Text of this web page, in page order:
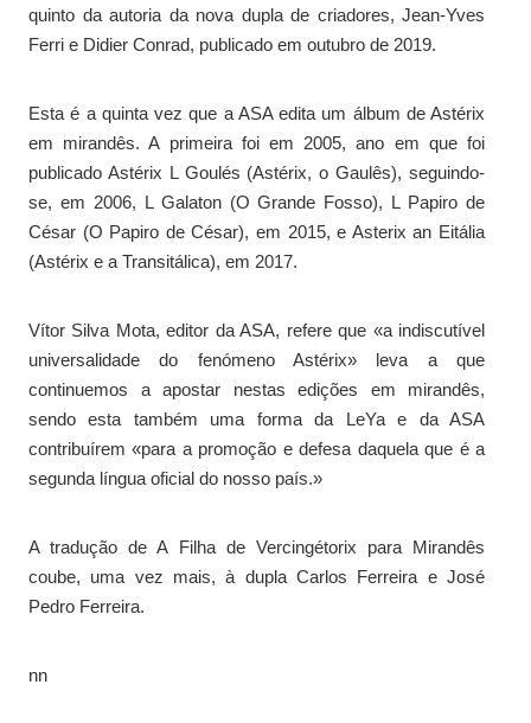
quinto da autoria da nova dupla de criadores, Jean-Yves
Ferri e Didier Conrad, publicado em outubro de 2019.
Esta é a quinta vez que a ASA edita um álbum de Astérix
em mirandês. A primeira foi em 2005, ano em que foi
publicado Astérix L Goulés (Astérix, o Gaulês), seguindo-
se, em 2006, L Galaton (O Grande Fosso), L Papiro de
César (O Papiro de César), em 2015, e Asterix an Eitália
(Astérix e a Transitálica), em 2017.
Vítor Silva Mota, editor da ASA, refere que «a indiscutível
universalidade do fenómeno Astérix» leva a que
continuemos a apostar nestas edições em mirandês,
sendo esta também uma forma da LeYa e da ASA
contribuírem «para a promoção e defesa daquela que é a
segunda língua oficial do nosso país.»
A tradução de A Filha de Vercingétorix para Mirandês
coube, uma vez mais, à dupla Carlos Ferreira e José
Pedro Ferreira.
nn